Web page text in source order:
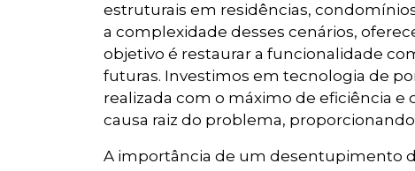
estruturais em residências,
a complexidade desses cenários,
objetivo é restaurar a funcionalidade
futuras. Investimos em tecnologia de
realizada com o máximo de eficiência
causa raiz do problema,
A importância de um desentupimento